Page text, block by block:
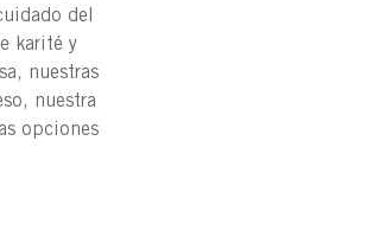
del
karité y
nuestras
nuestra
opciones